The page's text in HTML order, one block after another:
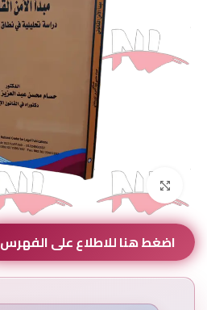
Click to enlarge
اضغط هنا للاطلاع على الفهرس